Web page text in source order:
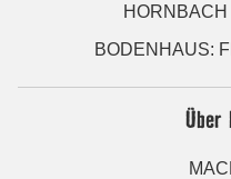
BODENHAUS:
Über